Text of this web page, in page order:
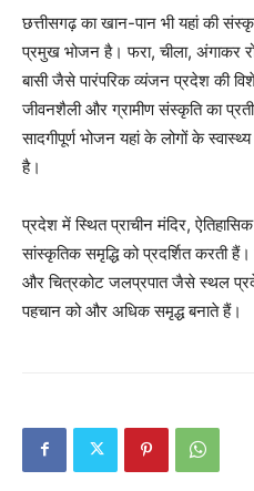
छत्तीसगढ़ का खान-पान भी यहां की
प्रमुख भोजन है। फरा, चीला, अंगाकर
बासी जैसे पारंपरिक व्यंजन प्रदेश की
जीवनशैली और ग्रामीण संस्कृति का
सादगीपूर्ण भोजन यहां के लोगों के
है।
प्रदेश में स्थित प्राचीन मंदिर,
सांस्कृतिक समृद्धि को प्रदर्शित करती हैं।
और चित्रकोट जलप्रपात जैसे स्थल
पहचान को और अधिक समृद्ध बनाते हैं।